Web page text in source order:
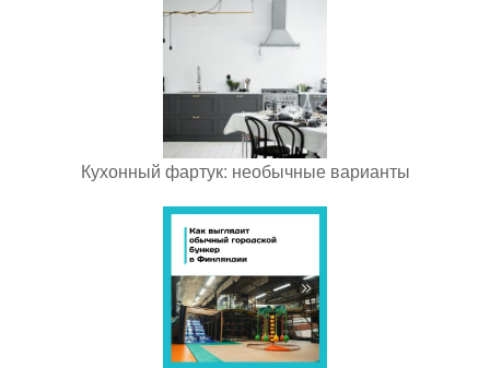
Кухонный фартук: необычные варианты